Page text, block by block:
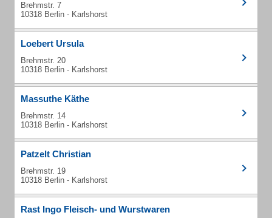
Brehmstr. 7
10318 Berlin - Karlshorst
Loebert Ursula
Brehmstr. 20
10318 Berlin - Karlshorst
Massuthe Käthe
Brehmstr. 14
10318 Berlin - Karlshorst
Patzelt Christian
Brehmstr. 19
10318 Berlin - Karlshorst
Rast Ingo Fleisch- und Wurstwaren